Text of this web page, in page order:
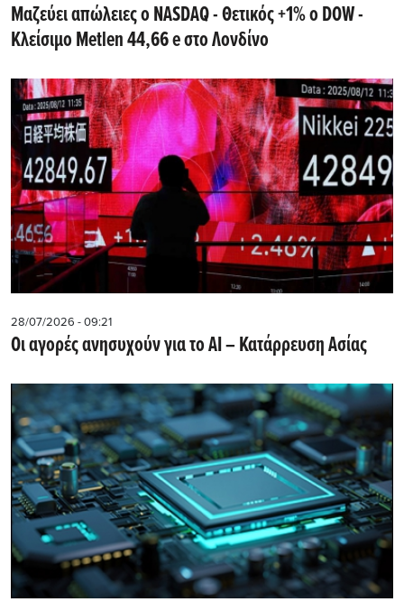
Μαζεύει απώλειες ο NASDAQ - Θετικός +1% ο DOW -
Kλείσιμο Metlen 44,66 e στο Λονδίνο
28/07/2026 - 09:21
Οι αγορές ανησυχούν για το AI – Κατάρρευση Ασίας